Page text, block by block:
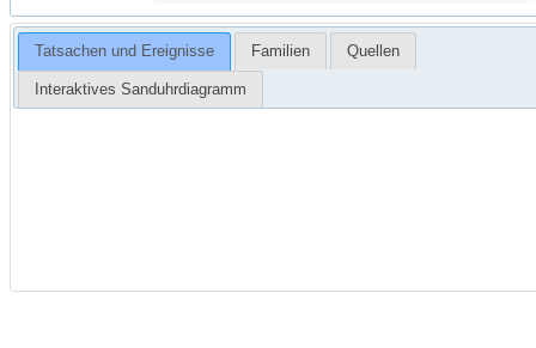
Tatsachen und Ereignisse Familien Quellen
Interaktives Sanduhrdiagramm